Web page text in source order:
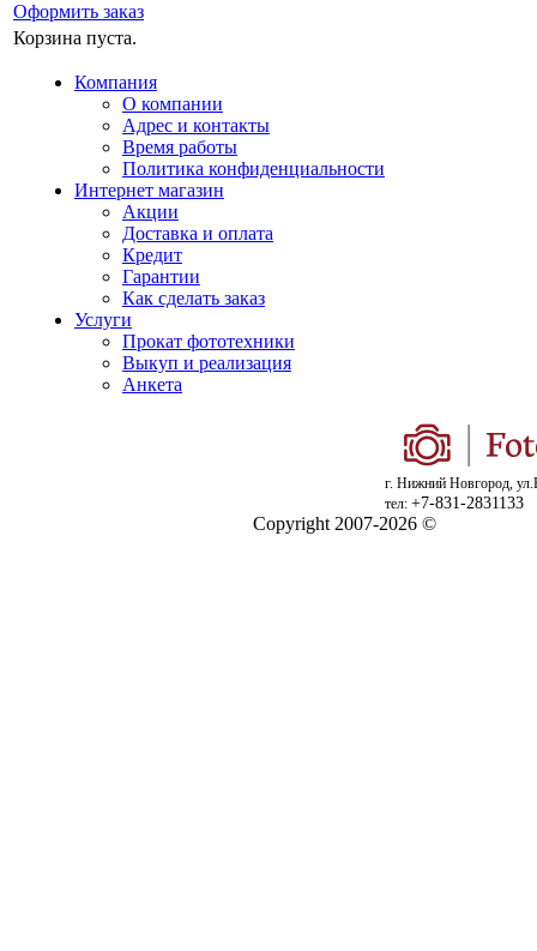
Оформить заказ
Корзина пуста.
Компания
О компании
Адрес и контакты
Время работы
Политика конфиденциальности
Интернет магазин
Акции
Доставка и оплата
Кредит
Гарантии
Как сделать заказ
Услуги
Прокат фототехники
Выкуп и реализация
Анкета
г. Нижний Новгород,
тел: +7-831-2831133
Copyright 2007-2026 ©